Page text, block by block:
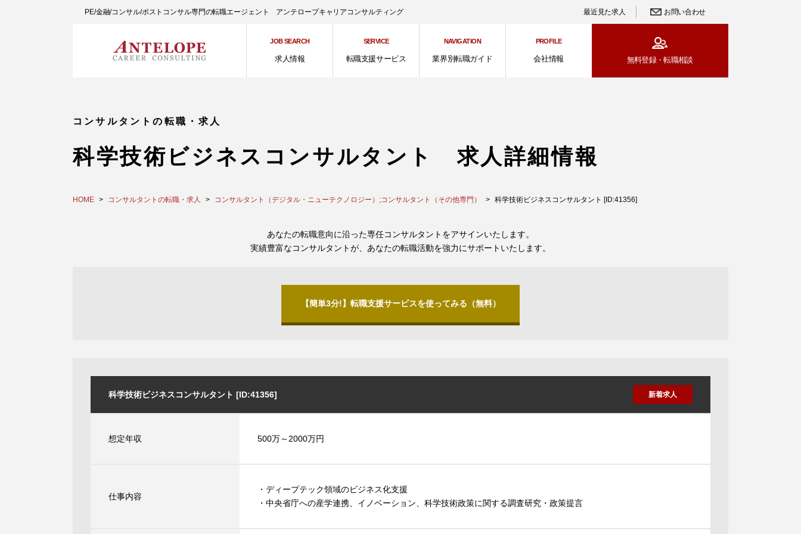
PE/金融/コンサル/ポストコンサル専門の転職エージェント アンテロープキャリアコンサルティング 最近見た求人 お問い合わせ
JOB SEARCH
求人情報
SERVICE
転職支援サービス
NAVIGATION
業界別転職ガイド
PROFILE
会社情報 無料登録・転職相談
コンサルタントの転職・求人
科学技術ビジネスコンサルタント 求人詳細情報
HOME コンサルタントの転職・求人 コンサルタント（デジタル・ニューテクノロジー）;コンサルタント（その他専門） 科学技術ビジネスコンサルタント [ID:41356]
あなたの転職意向に沿った専任コンサルタントをアサインいたします。
実績豊富なコンサルタントが、あなたの転職活動を強力にサポートいたします。
【簡単3分!】転職支援サービスを使ってみる（無料）
科学技術ビジネスコンサルタント [ID:41356] 新着求人
想定年収 500万～2000万円
仕事内容
・ディープテック領域のビジネス化支援
・中央省庁への産学連携、イノベーション、科学技術政策に関する調査研究・政策提言